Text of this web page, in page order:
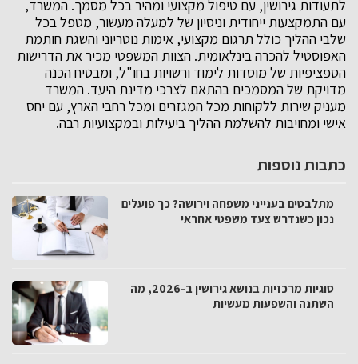
לתעודות גירושין, עם טיפול מקצועי ומהיר בכל מסמך. המשרד,
עם התמקצעות ייחודית וניסיון של למעלה מעשור, מטפל בכל
שלבי ההליך כולל תרגום מקצועי, אימות נוטריוני והשגת חותמת
האפוסטיל להכרה בינלאומית. הצוות המשפטי מכיר את הדרישות
הספציפיות של מוסדות לימוד ורשויות בחו"ל, ומבטיח הכנה
מדויקת של המסמכים בהתאם לצרכי מדינת היעד. המשרד
מעניק שירות ללקוחות מכל המגזרים ומכל רחבי הארץ, עם יחס
אישי ומחויבות להשלמת ההליך ביעילות ובמקצועיות רבה.
כתבות נוספות
מתלבטים בענייני משפחה וירושה? כך פועלים
נכון כשנדרש צעד משפטי אחראי
סוגיות מרכזיות בנושא גירושין ב-2026, מה
השתנה והשפעות מעשיות